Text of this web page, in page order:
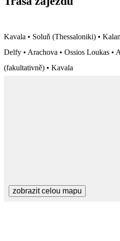
Kavala • Soluň (Thessaloniki) •
Delfy • Arachova • Ossios Loukas •
(fakultativně) • Kavala
zobrazit celou mapu